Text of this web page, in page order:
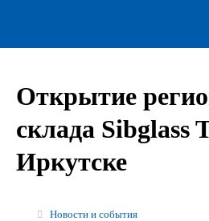
Управляющая компания
Sibglass Trade
Sibglass Pro
Открытие
склада Sibglass
Иркутске
Новости и события